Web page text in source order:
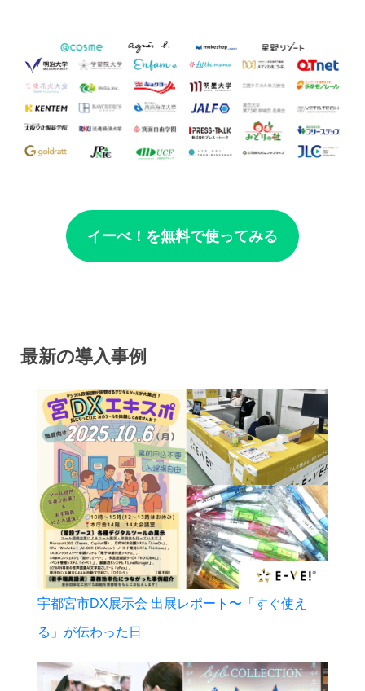
イーべ！を無料で使ってみる
最新の導入事例
宇都宮市DX展示会 出展レポート〜「すぐ使え
る」が伝わった日